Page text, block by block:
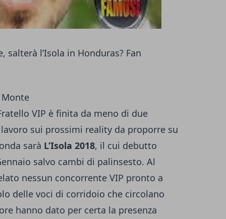
salterà l’Isola in Honduras? Fan
VIP è finita da meno di due
sui prossimi reality da proporre su
sarà L’Isola 2018, il cui debutto
salvo cambi di palinsesto. Al
nessun concorrente VIP pronto a
delle voci di corridoio che circolano
hanno dato per certa la presenza